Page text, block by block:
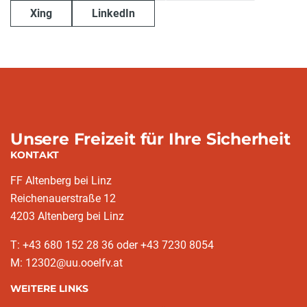
Xing LinkedIn
Unsere Freizeit für Ihre Sicherheit
KONTAKT
FF Altenberg bei Linz
Reichenauerstraße 12
4203 Altenberg bei Linz
T: +43 680 152 28 36 oder +43 7230 8054
M: 12302@uu.ooelfv.at
WEITERE LINKS